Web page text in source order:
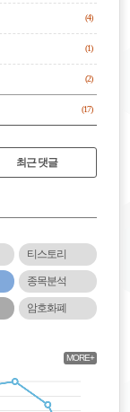
(4)
(1)
(2)
(17)
최근 댓글
티스토리
종목분석
암호화폐
MORE+